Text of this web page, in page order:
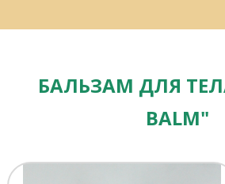
БАЛЬЗАМ ДЛЯ
BALM"